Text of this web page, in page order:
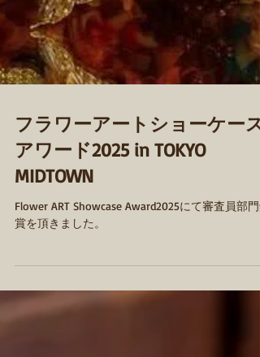
フラワーアートショーケース
アワード2025 in TOKYO
MIDTOWN
賞を頂きました。